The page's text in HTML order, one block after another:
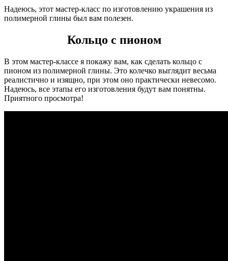
Надеюсь, этот мастер-класс по изготовлению украшения из
полимерной глины был вам полезен.
Кольцо с пионом
В этом мастер-классе я покажу вам, как сделать кольцо с
пионом из полимерной глины. Это колечко выглядит весьма
реалистично и изящно, при этом оно практически невесомо.
Надеюсь, все этапы его изготовления будут вам понятны.
Приятного просмотра!